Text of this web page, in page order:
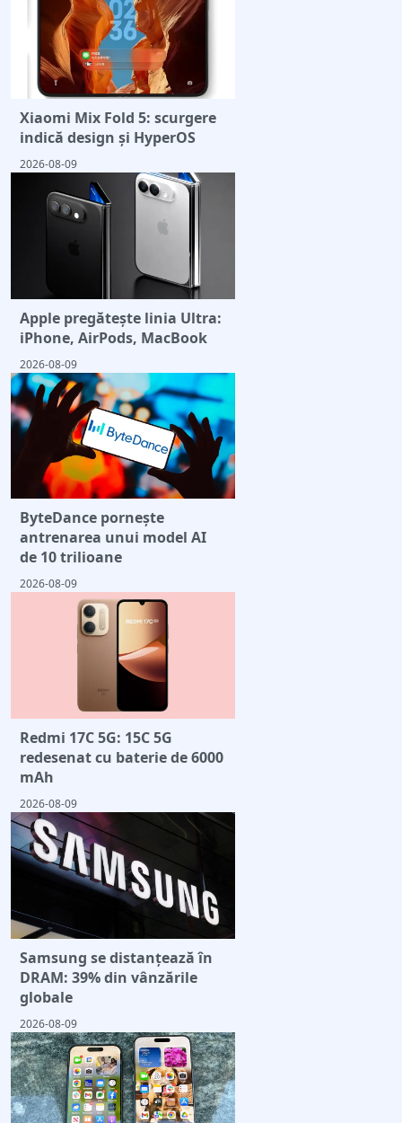
Xiaomi Mix Fold 5: scurgere
indică design și HyperOS
2026-08-09
Apple pregătește linia Ultra:
iPhone, AirPods, MacBook
2026-08-09
ByteDance pornește
antrenarea unui model AI
de 10 trilioane
2026-08-09
Redmi 17C 5G: 15C 5G
redesenat cu baterie de 6000
mAh
2026-08-09
Samsung se distanțează în
DRAM: 39% din vânzările
globale
2026-08-09